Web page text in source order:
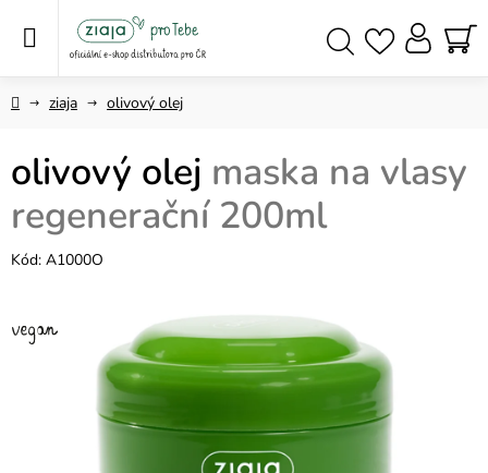
Domůziaja olivový olej
olivový olej maska na vlasy
regenerační 200ml
Kód: A1000O